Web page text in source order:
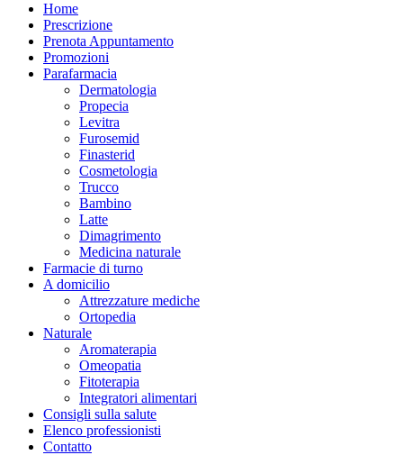
Home
Prescrizione
Prenota Appuntamento
Promozioni
Parafarmacia
Dermatologia
Propecia
Levitra
Furosemid
Finasterid
Cosmetologia
Trucco
Bambino
Latte
Dimagrimento
Medicina naturale
Farmacie di turno
A domicilio
Attrezzature mediche
Ortopedia
Naturale
Aromaterapia
Omeopatia
Fitoterapia
Integratori alimentari
Consigli sulla salute
Elenco professionisti
Contatto